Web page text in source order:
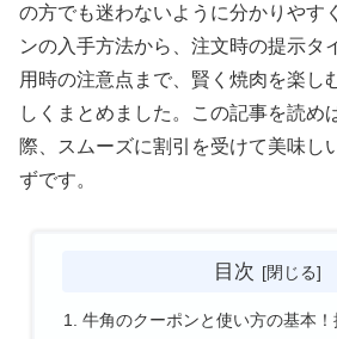
の方でも迷わないように分かりやす
ンの入手方法から、注文時の提示タ
用時の注意点まで、賢く焼肉を楽し
しくまとめました。この記事を読め
際、スムーズに割引を受けて美味し
ずです。
目次
牛角のクーポンと使い方の基本